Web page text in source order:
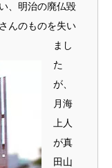
、明治の廃仏毀
んのものを失い
まし
た
が、
月海
上人
が真
田山